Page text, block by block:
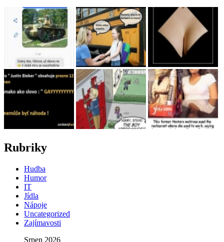
Rubriky
Hudba
Humor
IT
Jídla
Nápoje
Uncategorized
Zajímavosti
Srpen 2026